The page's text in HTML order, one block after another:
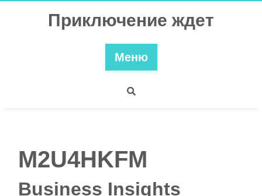
Приключение ждет
Меню
M2U4HKFM
Business Insights